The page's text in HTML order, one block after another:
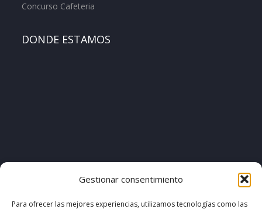
Gestionar consentimiento
Para ofrecer las mejores experiencias, utilizamos tecnologías como las
Concurso Cafeteria
DONDE ESTAMOS